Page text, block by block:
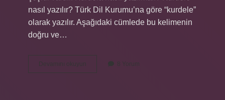
nasıl yazılır? Türk Dil Kurumu’na göre “kurdele”
olarak yazılır. Aşağıdaki cümlede bu kelimenin
doğru ve…
Devamını okuyun
Mı
8 Yorum